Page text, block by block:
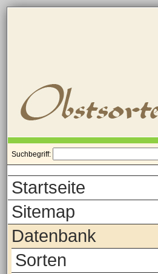
Suchbegriff:
Startseite
Sitemap
Datenbank
Sorten